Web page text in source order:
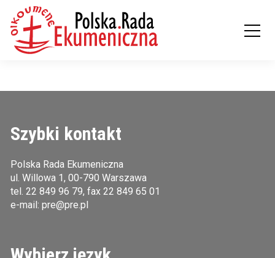
Szybki kontakt
Polska Rada Ekumeniczna
ul. Willowa 1, 00-790 Warszawa
tel. 22 849 96 79, fax 22 849 65 01
e-mail: pre@pre.pl